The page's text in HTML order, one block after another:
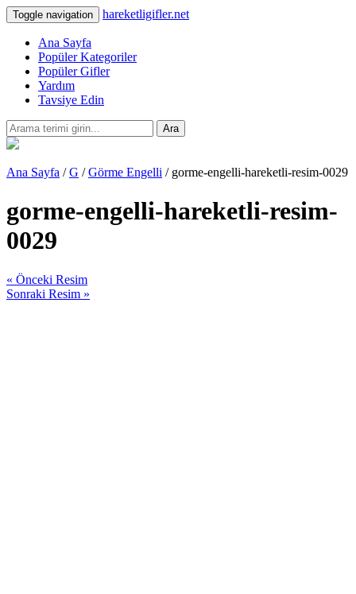
Toggle navigation hareketligifler.net
Ana Sayfa
Popüler Kategoriler
Popüler Gifler
Yardım
Tavsiye Edin
Ara
Ana Sayfa /G /Görme Engelli / gorme-engelli-hareketli-resim-0029
gorme-engelli-hareketli-resim-
0029
« Önceki Resim
Sonraki Resim »